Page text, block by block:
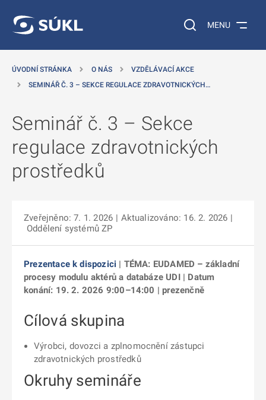
Vyhledávání na
MENU
ÚVODNÍ STRÁNKA O NÁS
VZDĚLÁVACÍ AKCE
SEMINÁŘ Č. 3 – SEKCE REGULACE ZDRAVOTNICKÝCH…
Seminář č. 3 – Sekce
regulace zdravotnických
prostředků
Zveřejněno: 7. 1. 2026 | Aktualizováno: 16. 2. 2026 |
Oddělení systémů ZP
Prezentace k dispozici | TÉMA: EUDAMED – základní
procesy modulu aktérů a databáze UDI | Datum
konání: 19. 2. 2026 9:00–14:00 | prezenčně
Cílová skupina
Výrobci, dovozci a zplnomocnění zástupci
zdravotnických prostředků
Okruhy semináře